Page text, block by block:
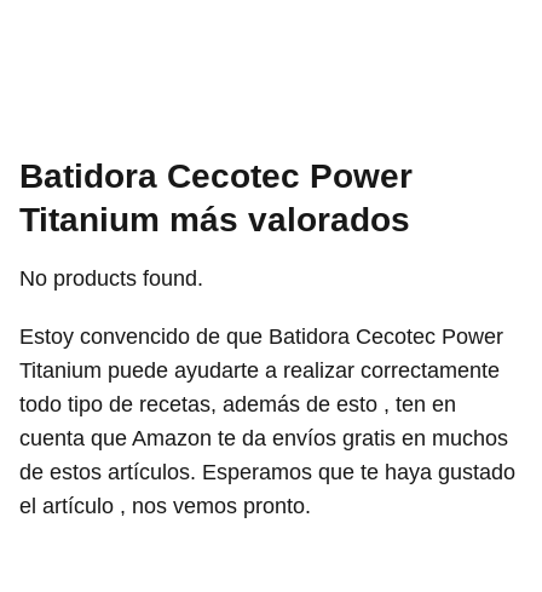
Batidora Cecotec Power
Titanium más valorados
No products found.
Estoy convencido de que Batidora Cecotec Power
Titanium puede ayudarte a realizar correctamente
todo tipo de recetas, además de esto , ten en
cuenta que Amazon te da envíos gratis en muchos
de estos artículos. Esperamos que te haya gustado
el artículo , nos vemos pronto.